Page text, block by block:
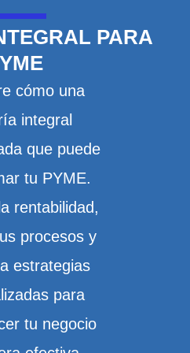
PARA
cómo una
integral
que puede
tu PYME.
rentabilidad,
procesos y
estrategias
para
tu negocio